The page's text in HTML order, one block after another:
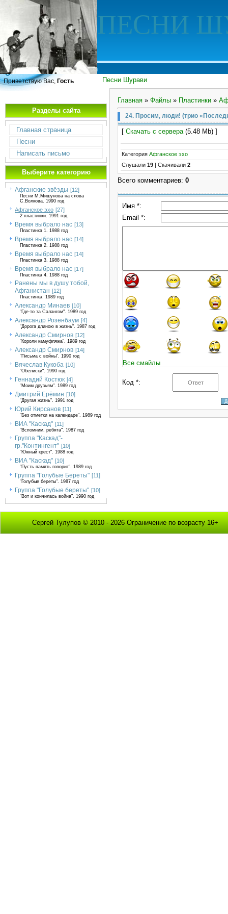
ПЕСНИ
Песни Шурави
Приветствую Вас, Гость
Разделы сайта
Главная страница
Песни
Написать письмо
Выберите категорию
Афганские звёзды [12]
Песни М.Мишунова на слова
С.Волкова. 1990 год
Афганское эхо [27]
2 пластинки. 1991 год
Время выбрало нас [13]
Пластинка 1. 1988 год
Время выбрало нас [14]
Пластинка 2. 1988 год
Время выбрало нас [14]
Пластинка 3. 1988 год
Время выбрало нас [17]
Пластинка 4. 1988 год
Ранены мы в душу тобой,
Афганистан [12]
Пластинка. 1989 год
Александр Минаев [10]
"Где-то за Салангом". 1989 год
Александр Розенбаум [4]
"Дорога длиною в жизнь". 1987 год
Александр Смирнов [12]
"Короли камуфляжа". 1989 год
Александр Смирнов [14]
"Письма с войны". 1990 год
Вячеслав Кукоба [10]
"Обелиски". 1990 год
Геннадий Костюк [4]
"Моим друзьям". 1989 год
Дмитрий Ерёмин [10]
"Другая жизнь". 1991 год
Юрий Кирсанов [11]
"Без отметки на календаре". 1989 год
ВИА "Каскад" [11]
"Вспомним, ребята". 1987 год
Группа "Каскад"-
гр."Контингент" [10]
"Южный крест". 1988 год
ВИА "Каскад" [10]
"Пусть память говорит". 1989 год
Группа "Голубые Береты" [11]
"Голубые береты". 1987 год
Группа "Голубые береты" [10]
"Вот и кончилась война". 1990 год
Главная » Файлы » Пластинки »
24. Просим, люди! (трио
[ Скачать с сервера(5.48 Mb) ]
Категория Афганское эхо
Слушали 19 Скачивали 2
Всего комментариев: 0
Имя *:
Email *:
Все смайлы
Код *:
Сергей Тулупов © 2010 - 2026 Ограничение по возрасту 16+